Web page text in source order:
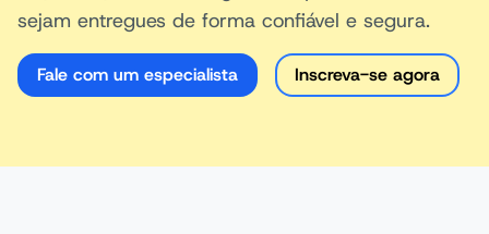
sejam entregues de forma confiável e segura.
Fale com um especialista Inscreva-se agora